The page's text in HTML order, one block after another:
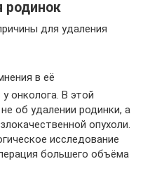
родинок
для удаления
в её
онколога. В этой
об удалении родинки, а
опухоли.
исследование
большего объёма